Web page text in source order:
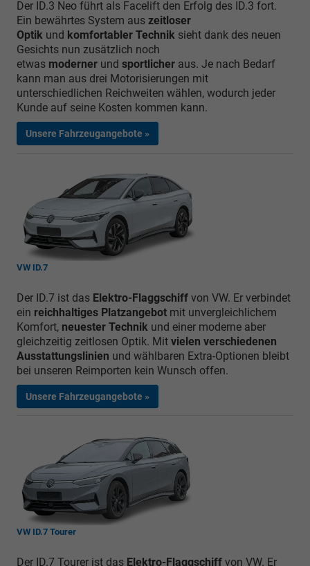
Der ID.3 Neo führt als Facelift den Erfolg des ID.3 fort.
Ein bewährtes System aus zeitloser
Optik und komfortabler Technik sieht dank des neuen
Gesichts nun zusätzlich noch
etwas moderner und sportlicher aus. Je nach Bedarf
kann man aus drei Motorisierungen mit
unterschiedlichen Reichweiten wählen, wodurch jeder
Kunde auf seine Kosten kommen kann.
Unsere Fahrzeugangebote »
VW ID.7
Der ID.7 ist das Elektro-Flaggschiff von VW. Er verbindet
ein reichhaltiges Platzangebot mit unvergleichlichem
Komfort, neuester Technik und einer moderne aber
gleichzeitig zeitlosen Optik. Mit vielen verschiedenen
Ausstattungslinien und wählbaren Extra-Optionen bleibt
bei unseren Reimporten kein Wunsch offen.
Unsere Fahrzeugangebote »
VW ID.7 Tourer
Der ID.7 Tourer ist das Elektro-Flaggschiff von VW. Er